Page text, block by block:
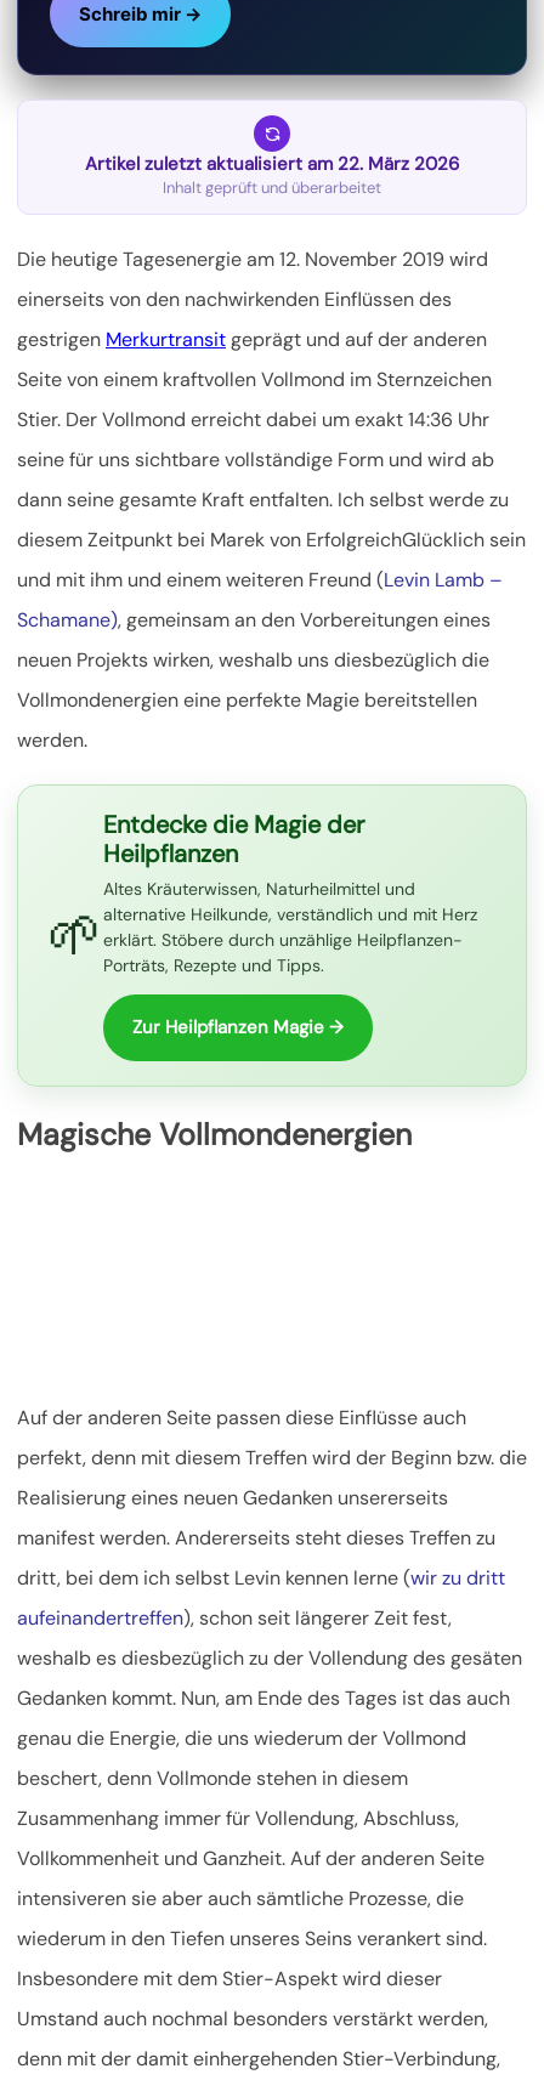
Schreib mir →
Artikel zuletzt aktualisiert am 22. März 2026
Inhalt geprüft und überarbeitet
Die heutige Tagesenergie am 12. November 2019 wird
einerseits von den nachwirkenden Einflüssen des
gestrigen Merkurtransitgeprägt und auf der anderen
Seite von einem kraftvollen Vollmond im Sternzeichen
Stier. Der Vollmond erreicht dabei um exakt 14:36 Uhr
seine für uns sichtbare vollständige Form und wird ab
dann seine gesamte Kraft entfalten. Ich selbst werde zu
diesem Zeitpunkt bei Marek von ErfolgreichGlücklich sein
und mit ihm und einem weiteren Freund (Levin Lamb –
Schamane), gemeinsam an den Vorbereitungen eines
neuen Projekts wirken, weshalb uns diesbezüglich die
Vollmondenergien eine perfekte Magie bereitstellen
werden.
🌱
Entdecke die Magie der
Heilpflanzen
Altes Kräuterwissen, Naturheilmittel und
alternative Heilkunde, verständlich und mit Herz
erklärt. Stöbere durch unzählige Heilpflanzen-
Porträts, Rezepte und Tipps.
Zur Heilpflanzen Magie →
Magische Vollmondenergien
Auf der anderen Seite passen diese Einflüsse auch
perfekt, denn mit diesem Treffen wird der Beginn bzw. die
Realisierung eines neuen Gedanken unsererseits
manifest werden. Andererseits steht dieses Treffen zu
dritt, bei dem ich selbst Levin kennen lerne (wir zu dritt
aufeinandertreffen), schon seit längerer Zeit fest,
weshalb es diesbezüglich zu der Vollendung des gesäten
Gedanken kommt. Nun, am Ende des Tages ist das auch
genau die Energie, die uns wiederum der Vollmond
beschert, denn Vollmonde stehen in diesem
Zusammenhang immer für Vollendung, Abschluss,
Vollkommenheit und Ganzheit. Auf der anderen Seite
intensiveren sie aber auch sämtliche Prozesse, die
wiederum in den Tiefen unseres Seins verankert sind.
Insbesondere mit dem Stier-Aspekt wird dieser
Umstand auch nochmal besonders verstärkt werden,
denn mit der damit einhergehenden Stier-Verbindung,